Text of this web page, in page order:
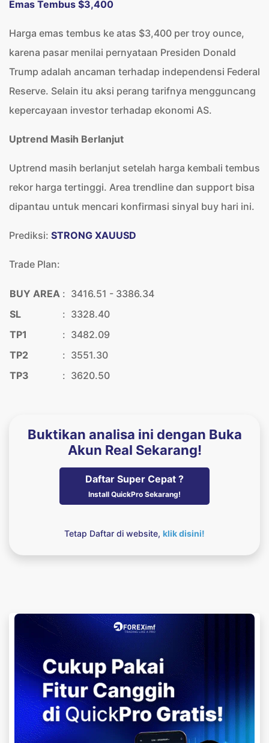
Emas Tembus $3,400
Harga emas tembus ke atas $3,400 per troy ounce,
karena pasar menilai pernyataan Presiden Donald
Trump adalah ancaman terhadap independensi Federal
Reserve. Selain itu aksi perang tarifnya mengguncang
kepercayaan investor terhadap ekonomi AS.
Uptrend Masih Berlanjut
Uptrend masih berlanjut setelah harga kembali tembus
rekor harga tertinggi. Area trendline dan support bisa
dipantau untuk mencari konfirmasi sinyal buy hari ini.
Prediksi: STRONG XAUUSD
Trade Plan:
BUY AREA : 3416.51 - 3386.34
SL
: 3328.40
TP1
: 3482.09
TP2
: 3551.30
TP3
: 3620.50
Buktikan analisa ini dengan Buka
Akun Real Sekarang!
Daftar Super Cepat ?
Install QuickPro Sekarang!
Tetap Daftar di website, klik disini!